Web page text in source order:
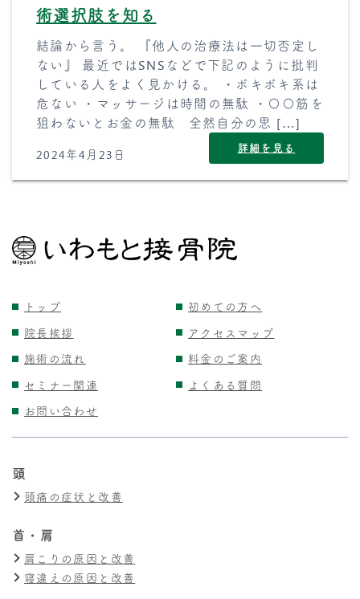
術選択肢を知る
結論から言う。 『他人の治療法は一切否定し
ない』 最近ではSNSなどで下記のように批判
している人をよく見かける。 ・ボキボキ系は
危ない ・マッサージは時間の無駄 ・〇〇筋を
狙わないとお金の無駄 全然自分の思 […]
2024年4月23日 詳細を見る
トップ
初めての方へ
院長挨拶
アクセスマップ
施術の流れ
料金のご案内
セミナー関連
よくある質問
お問い合わせ
頭
頭痛の症状と改善
首・肩
肩こりの原因と改善
寝違えの原因と改善